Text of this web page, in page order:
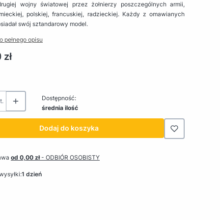
wojny światowej przez żołnierzy poszczególnych armii,
polskiej, francuskiej, radzieckiej. Każdy z omawianych
swój sztandarowy model.
pełnego opisu
Dostępność:
średnia ilość
Dodaj do koszyka
od 0,00 zł- ODBIÓR OSOBISTY
1 dzień